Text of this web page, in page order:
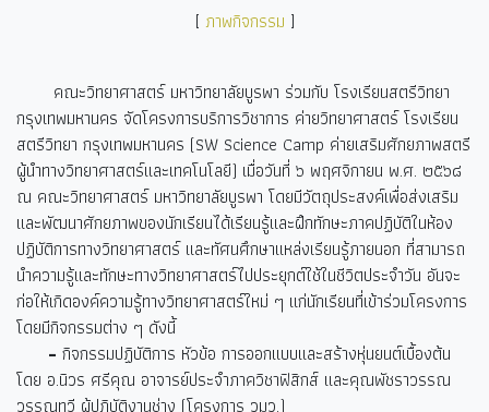
[ ภาพกิจกรรม ]
คณะวิทยาศาสตร์ มหาวิทยาลัยบูรพา ร่วมกับ โรงเรียนสตรีวิทยา
กรุงเทพมหานคร จัดโครงการบริการวิชาการ ค่ายวิทยาศาสตร์ โรงเรียน
สตรีวิทยา กรุงเทพมหานคร (SW Science Camp ค่ายเสริมศักยภาพสตรี
ผู้นำทางวิทยาศาสตร์และเทคโนโลยี) เมื่อวันที่ ๖ พฤศจิกายน พ.ศ. ๒๕๖๘
ณ คณะวิทยาศาสตร์ มหาวิทยาลัยบูรพา โดยมีวัตถุประสงค์เพื่อส่งเสริม
และพัฒนาศักยภาพของนักเรียนได้เรียนรู้และฝึกทักษะภาคปฏิบัติในห้อง
ปฏิบัติการทางวิทยาศาสตร์ และทัศนศึกษาแหล่งเรียนรู้ภายนอก ที่สามารถ
นำความรู้และทักษะทางวิทยาศาสตร์ไปประยุกต์ใช้ในชีวิตประจำวัน อันจะ
ก่อให้เกิดองค์ความรู้ทางวิทยาศาสตร์ใหม่ ๆ แก่นักเรียนที่เข้าร่วมโครงการ
โดยมีกิจกรรมต่าง ๆ ดังนี้
- กิจกรรมปฏิบัติการ หัวข้อ การออกแบบและสร้างหุ่นยนต์เบื้องต้น
โดย อ.นิวร ศรีคุณ อาจารย์ประจำภาควิชาฟิสิกส์ และคุณพัชราวรรณ
วรรณทวี ผู้ปฏิบัติงานช่าง (โครงการ วมว.)